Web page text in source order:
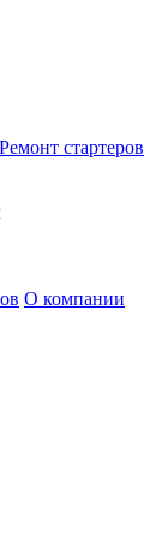
Ремонт стартеров
О компании